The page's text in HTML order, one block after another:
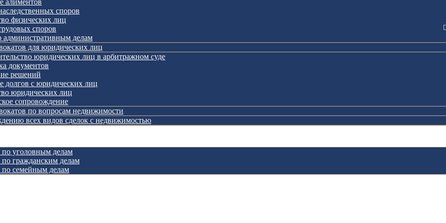
алиментов
споров
физических лиц
споров
административным делам
для юридических лиц
юридических лиц в арбитражном суде
документов
решений
долгов с юридических лиц
юридических лиц
сопровождение
по вопросам недвижимости
всех видов сделок с недвижимостью
уголовным делам
гражданским делам
семейным делам